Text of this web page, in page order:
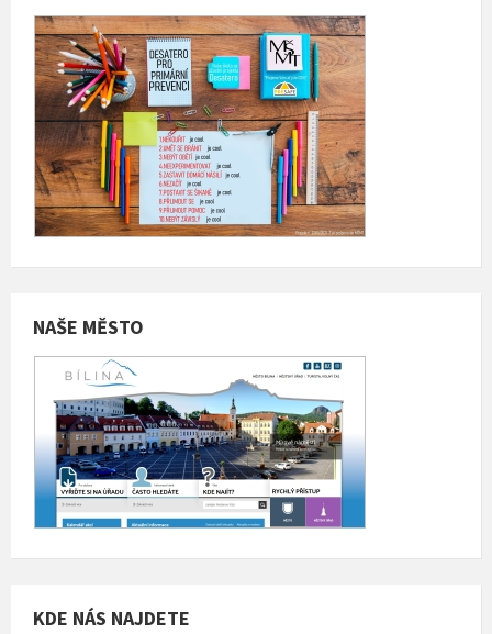
NAŠE MĚSTO
KDE NÁS NAJDETE